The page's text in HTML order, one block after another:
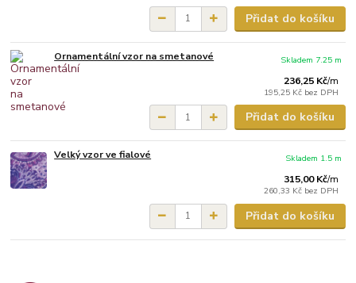
Přidat do košíku
Ornamentální vzor na smetanové
236,25 Kč/m
195,25 Kč bez DPH
Skladem 7.25 m
Přidat do košíku
Velký vzor ve fialové
315,00 Kč/m
260,33 Kč bez DPH
Skladem 1.5 m
Přidat do košíku